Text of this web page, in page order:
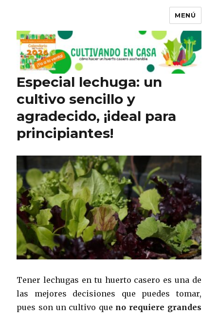
MENÚ
Especial lechuga: un
cultivo sencillo y
agradecido, ¡ideal para
principiantes!
Tener lechugas en tu huerto casero es una de
las mejores decisiones que puedes tomar,
pues son un cultivo que no requiere grandes